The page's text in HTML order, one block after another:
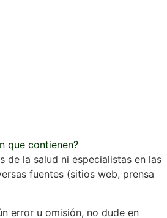
que contienen?
de la salud ni especialistas en las
fuentes (sitios web, prensa
error u omisión, no dude en